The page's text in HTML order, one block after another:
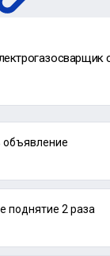
объявление
поднятие 2 раза